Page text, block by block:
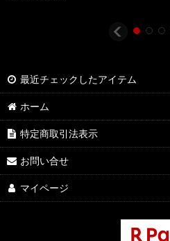
最近チェックしたアイテム
ホーム
特定商取引法表示
お問い合せ
マイページ